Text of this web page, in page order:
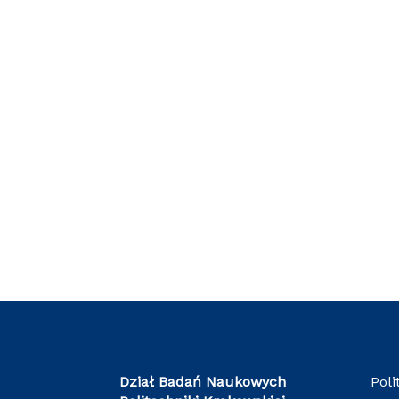
Dział Badań Naukowych